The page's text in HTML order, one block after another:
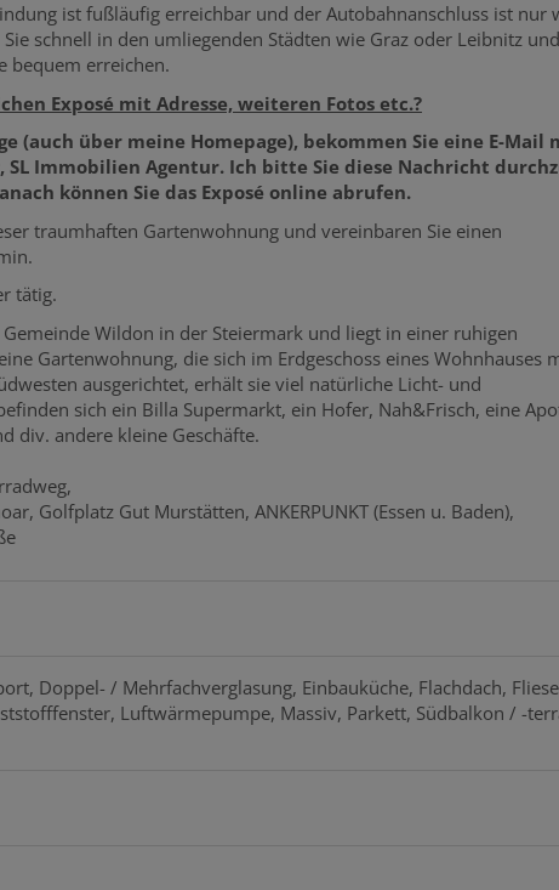
ist fußläufig erreichbar und der Autobahnanschluss ist nur
schnell in den umliegenden Städten wie Graz oder Leibnitz und
bequem erreichen.
Exposé mit Adresse, weiteren Fotos etc.?
(auch über meine Homepage), bekommen Sie eine E-Mail
SL Immobilien Agentur. Ich bitte Sie diese Nachricht
können Sie das Exposé online abrufen.
traumhaften Gartenwohnung und vereinbaren Sie einen
tätig.
Wildon in der Steiermark und liegt in einer ruhigen
Gartenwohnung, die sich im Erdgeschoss eines Wohnhauses
ausgerichtet, erhält sie viel natürliche Licht- und
sich ein Billa Supermarkt, ein Hofer, Nah&Frisch, eine
div. andere kleine Geschäfte.
Golfplatz Gut Murstätten, ANKERPUNKT (Essen u. Baden),
Doppel- / Mehrfachverglasung Einbauküche Flachdach
Luftwärmepumpe Massiv Parkett Südbalkon / -